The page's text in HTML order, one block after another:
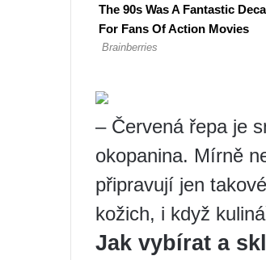
– Červená řepa je
okopanina. Mírně
připravují jen
kožich, i když
Jak vybírat a